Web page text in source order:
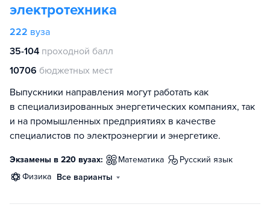
электротехника
222 вуза
35-104 проходной балл
10706 бюджетных мест
Выпускники направления могут работать как
в специализированных энергетических компаниях, так
и на промышленных предприятиях в качестве
специалистов по электроэнергии и энергетике.
Экзамены в 220 вузах: математика
русский язык
физика Все варианты